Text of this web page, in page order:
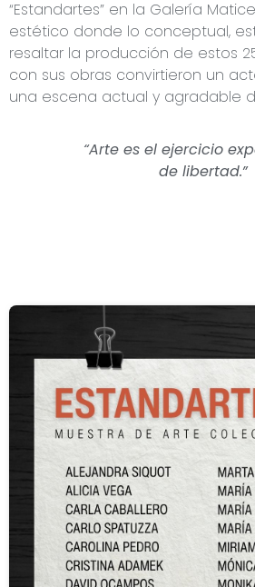
“Estandartes” en la Galería
estético donde lo conceptual,
resaltar la producción de estos
con sus obras convirtieron un
una escena actual y agradable
“Arte es el ejercicio
de libertad.”